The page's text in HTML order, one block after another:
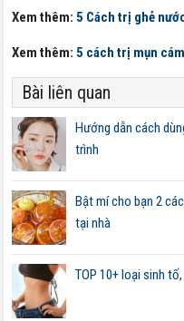
Xem thêm:5 Cách trị ghẻ
Xem thêm:5 cách trị mụn
Bài liên quan
Hướng dẫn cách
trình
Bật mí cho bạn 2
tại nhà
TOP 10+ loại sinh